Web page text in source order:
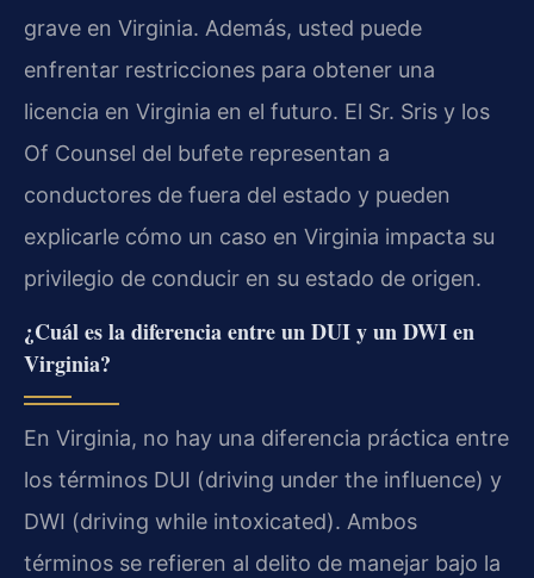
grave en Virginia. Además, usted puede
enfrentar restricciones para obtener una
licencia en Virginia en el futuro. El Sr. Sris y los
Of Counsel del bufete representan a
conductores de fuera del estado y pueden
explicarle cómo un caso en Virginia impacta su
privilegio de conducir en su estado de origen.
¿Cuál es la diferencia entre un DUI y un DWI en
Virginia?
En Virginia, no hay una diferencia práctica entre
los términos DUI (driving under the influence) y
DWI (driving while intoxicated). Ambos
términos se refieren al delito de manejar bajo la